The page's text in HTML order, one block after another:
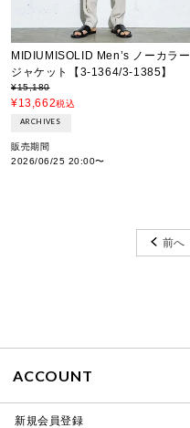
MIDIUMISOLID Men’s ノーカラー
ジャケット【3-1364/3-1385】
¥15,180
¥13,662税込
ARCHIVES
販売期間
2026/06/25 20:00〜
ACCOUNT
新規会員登録